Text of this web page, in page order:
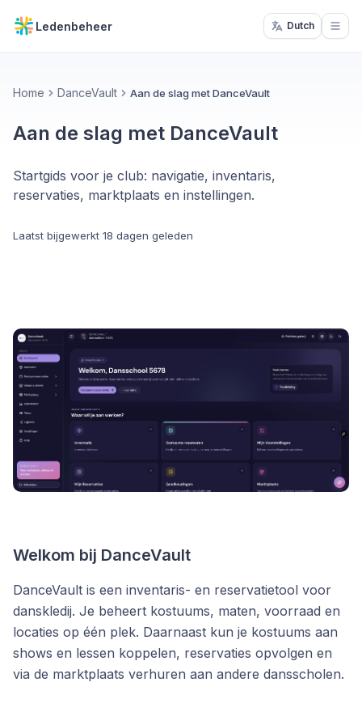
Ledenbeheer Dutch
Home DanceVault Aan de slag met DanceVault
Aan de slag met DanceVault
Startgids voor je club: navigatie, inventaris,
reservaties, marktplaats en instellingen.
Laatst bijgewerkt 18 dagen geleden
Welkom bij DanceVault
DanceVault is een inventaris- en reservatietool voor
danskledij. Je beheert kostuums, maten, voorraad en
locaties op één plek. Daarnaast kun je kostuums aan
shows en lessen koppelen, reservaties opvolgen en
via de marktplaats verhuren aan andere dansscholen.